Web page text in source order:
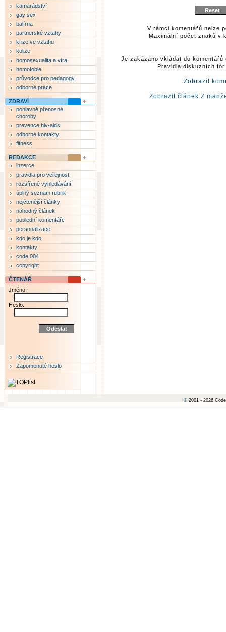
V rámci komentářů nelze
Maximální počet znaků v
Je zakázáno vkládat do
Pravidla diskuzních
Zobrazit
Zobrazit článek Z
kamarádství
gay sex
balírna
partnerské vztahy
krize ve vztahu
kolize
homosexualita a víra
homofobie
průvodce pro pedagogy
odborné práce
ZDRAVÍ
pohlavně přenosné
choroby
prevence hiv-aids
odborné kontakty
fitness
REDAKCE
inzerce
pravidla pro veřejnost
rozšířené vyhledávání
úplný seznam rubrik
nejčtenější články
náhodný článek
poslední komentáře
personalizace
kdo je kdo
kontakty
code 004
copyright
ČTENÁŘ
Jméno:
Heslo:
Registrace
Zapomenuté heslo
© 2001 - 2026